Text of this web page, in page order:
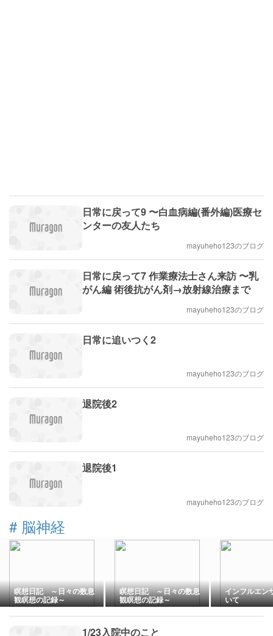
日常に戻って9 〜白血病編(番外編)医療セ
ンターの友人たち
mayuheho123のブログ
日常に戻って7 作業療法士さん来訪 〜乳
がん編 術後抗がん剤→放射線治療まで
mayuheho123のブログ
日常に追いつく2
mayuheho123のブログ
退院後2
mayuheho123のブログ
退院後1
mayuheho123のブログ
# 脳神経
瞑想日記 ～日々の数息
観瞑想の記録～
瞑想日記 ～日々の数息
観瞑想の記録～
インフルエン
いて
1/23入院中のこと